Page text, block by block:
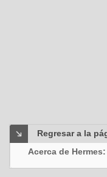
Regresar a la
Acerca de Hermes: